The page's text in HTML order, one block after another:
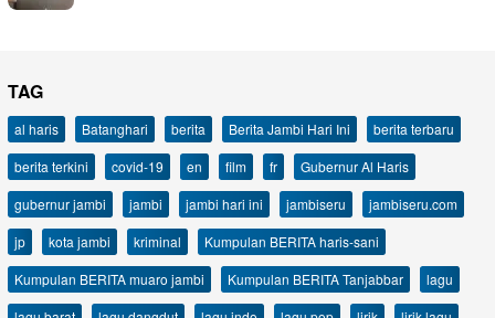
TAG
al haris Batanghari berita Berita Jambi Hari Ini
berita terbaru
berita terkini
covid-19 en film fr
Gubernur Al Haris
gubernur jambi
jambi jambi hari ini jambiseru
jambiseru.com
jp
kota jambi kriminal
Kumpulan BERITA haris-sani
Kumpulan BERITA muaro jambi
Kumpulan BERITA Tanjabbar
lagu